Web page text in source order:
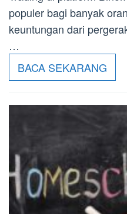
populer bagi banyak
keuntungan dari
…
BACA SEKARANG